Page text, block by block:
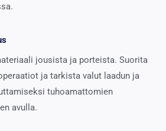
jousista ja porteista. Suorita
ja tarkista valut laadun ja
tuhoamattomien
avulla.